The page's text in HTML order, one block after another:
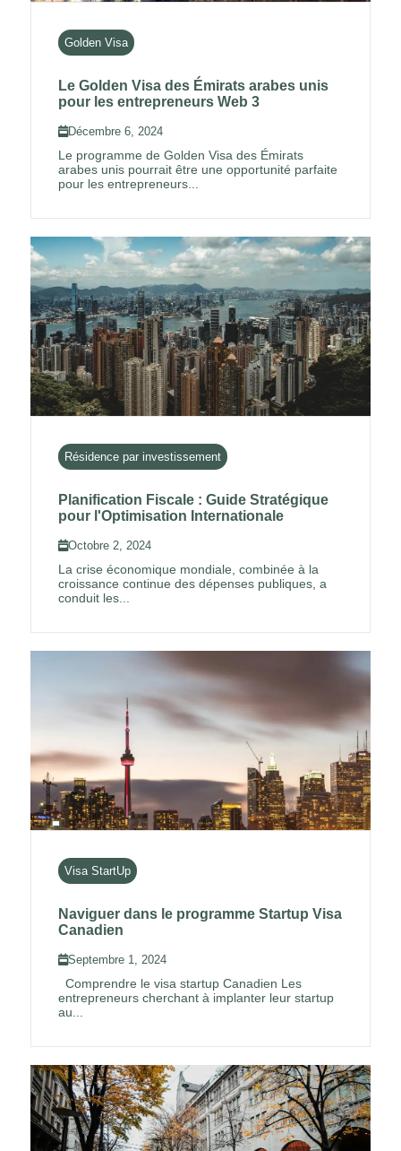
Golden Visa
Le Golden Visa des Émirats arabes unis
pour les entrepreneurs Web 3
Décembre 6, 2024
Le programme de Golden Visa des Émirats
arabes unis pourrait être une opportunité parfaite
pour les entrepreneurs...
Résidence par investissement
Planification Fiscale : Guide Stratégique
pour l'Optimisation Internationale
Octobre 2, 2024
La crise économique mondiale, combinée à la
croissance continue des dépenses publiques, a
conduit les...
Visa StartUp
Naviguer dans le programme Startup Visa
Canadien
Septembre 1, 2024
Comprendre le visa startup Canadien Les
entrepreneurs cherchant à implanter leur startup
au...